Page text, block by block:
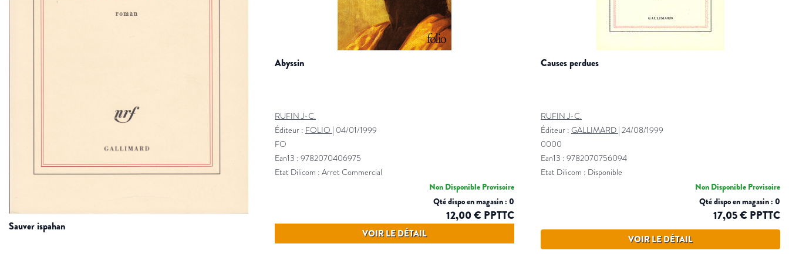
sauver ispahan
abyssin
RUFIN J-C.
Éditeur : FOLIO 04/01/1999
FO
Ean13 : 9782070406975
Etat Dilicom : Arret Commercial
Non Disponible Provisoire
Qté dispo en magasin : 0
12,00 € PPTTC
VOIR LE DÉTAIL
causes perdues
RUFIN J-C.
Éditeur : GALLIMARD 24/08/1999
0000
Ean13 : 9782070756094
Etat Dilicom : Disponible
Non Disponible Provisoire
Qté dispo en magasin : 0
17,05 € PPTTC
VOIR LE DÉTAIL